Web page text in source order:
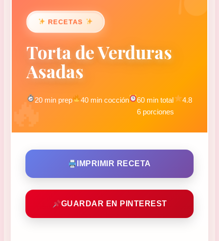
RECETAS
Torta de Verduras
Asadas
20 min prep 40 min cocción
60 min total
6 porciones
4.8
IMPRIMIR RECETA
GUARDAR EN PINTEREST